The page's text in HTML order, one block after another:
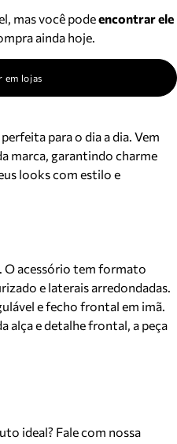
mas você podeencontrar ele
ainda hoje.
em lojas
para o dia a dia. Vem
marca, garantindo charme
looks com estilo e
O acessório tem formato
e laterais arredondadas.
e fecho frontal em imã.
alça e detalhe frontal, a peça
ideal? Fale com nossa